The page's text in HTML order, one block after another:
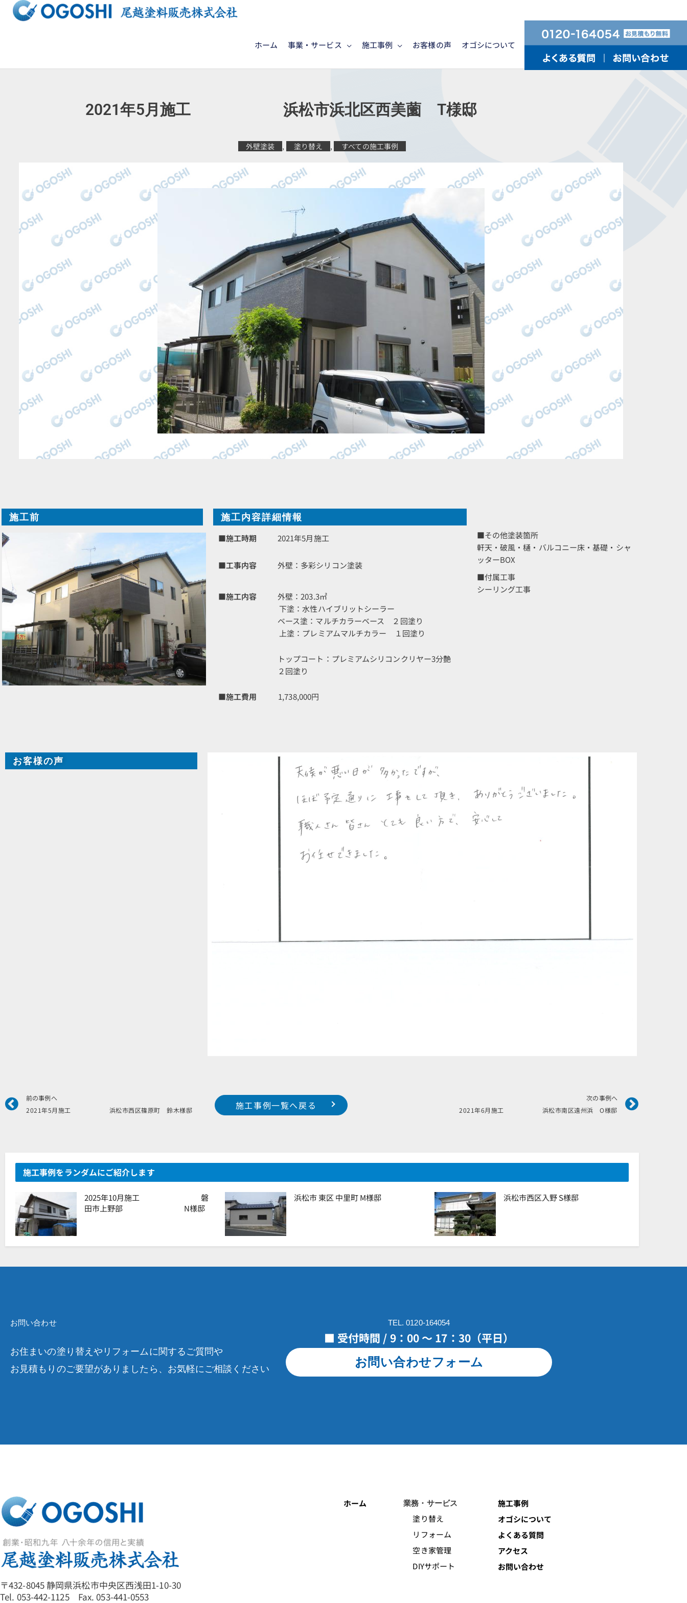
ッ
ホーム 事業・サービス 施工事例 お客様の声 オゴシについて
2021年5月施工 浜松市浜北区西美薗 T様邸
外壁塗装 , 塗り替え , すべての施工事例
施工前
施工内容詳細情報
■施工時期
2021年5月施工
■工事内容 外壁：多彩シリコン塗装
■施工内容
外壁：203.3㎡
下塗：水性ハイブリットシーラー
ベース塗：マルチカラーベース ２回塗り
上塗：プレミアムマルチカラー １回塗り
トップコート：プレミアムシリコンクリヤー3分艶
２回塗り
■施工費用 1,738,000円
■その他塗装箇所
軒天・破風・樋・バルコニー床・基礎・シャ
ッターBOX
■付属工事
シーリング工事
お客様の声
Prev
前の事例へ
2021年5月施工 浜松市西区篠原町 鈴木様邸
次の事例へ
2021年6月施工 浜松市南区遠州浜 O様邸
Next
施工事例一覧へ戻る
施工事例をランダムにご紹介します
2025年10月施工 磐
田市上野部 N様邸
浜松市 東区 中里町 M様邸 浜松市西区入野 S様邸
お問い合わせ
お住まいの塗り替えやリフォームに関するご質問や
お見積もりのご要望がありましたら、お気軽にご相談ください
TEL. 0120-164054
■ 受付時間 / 9：00 ～ 17：30（平日）
お問い合わせフォーム
〒432-8045 静岡県浜松市中央区西浅田1-10-30
Tel. 053-442-1125 Fax. 053-441-0553
ホーム 業務・サービス
塗り替え
リフォーム
空き家管理
DIYサポート
施工事例
オゴシについて
よくある質問
アクセス
お問い合わせ